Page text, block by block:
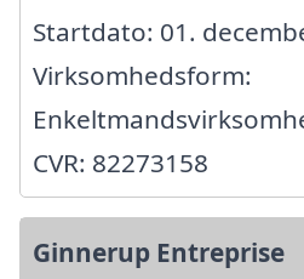
Startdato: 01.
Virksomhedsform:
CVR: 82273158
Ginnerup Entreprise